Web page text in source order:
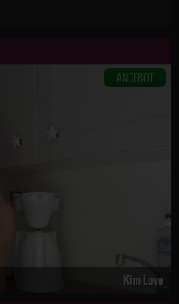
ANGEBOT
Kim-Love